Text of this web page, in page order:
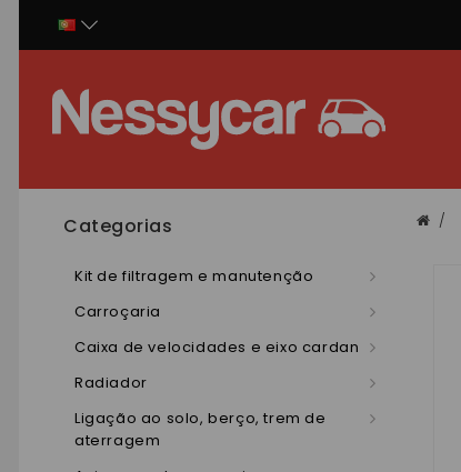
Categorias
Kit de filtragem e manutenção
Carroçaria
Caixa de velocidades e eixo cardan
Radiador
Ligação ao solo, berço, trem de
aterragem